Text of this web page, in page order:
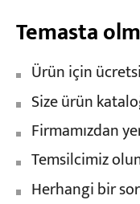
Temasta
Ürün için
Size ürün
Firmamızdan
Temsilcimiz
Herhangi bir